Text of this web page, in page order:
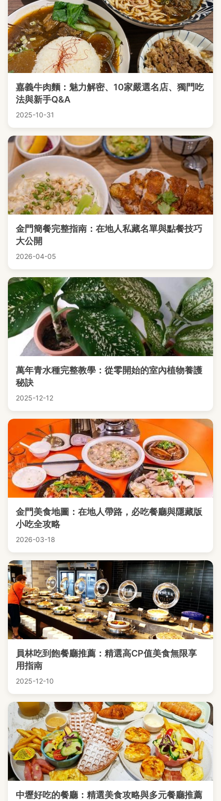
嘉義牛肉麵：魅力解密、10家嚴選名店、獨門吃
法與新手Q&A
2025-10-31
金門簡餐完整指南：在地人私藏名單與點餐技巧
大公開
2026-04-05
萬年青水種完整教學：從零開始的室內植物養護
秘訣
2025-12-12
金門美食地圖：在地人帶路，必吃餐廳與隱藏版
小吃全攻略
2026-03-18
員林吃到飽餐廳推薦：精選高CP值美食無限享
用指南
2025-12-10
中壢好吃的餐廳：精選美食攻略與多元餐廳推薦